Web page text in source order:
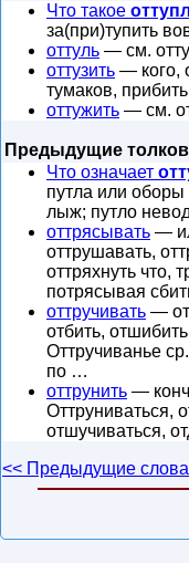
Что такое
за(при)тупить
оттуль — см.
оттузить — кого,
тумаков,
оттужить — см.
Предыдущие
Что означает
путла или оборы
лыж; путло
оттрясывать —
оттрушавать,
оттряхнуть что,
потрясывая
оттручивать —
отбить,
Оттручиванье
по …
оттрунить —
Оттруниваться,
отшучиваться,
<< Предыдущие слова